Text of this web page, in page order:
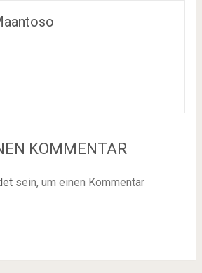
KOMMENTAR
sein, um einen Kommentar